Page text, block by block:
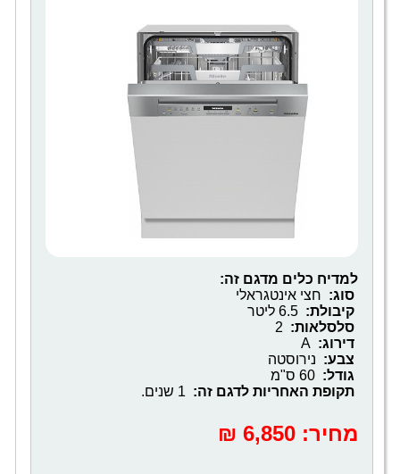
למדיח כלים מדגם זה:
סוג: חצי אינטגראלי
קיבולת: 6.5 ליטר
סלסלאות:
דירוג: A
צבע: נירוסטה
גודל: 60 ס"מ
תקופת האחריות לדגם זה:
מחיר:‎6,850 ₪